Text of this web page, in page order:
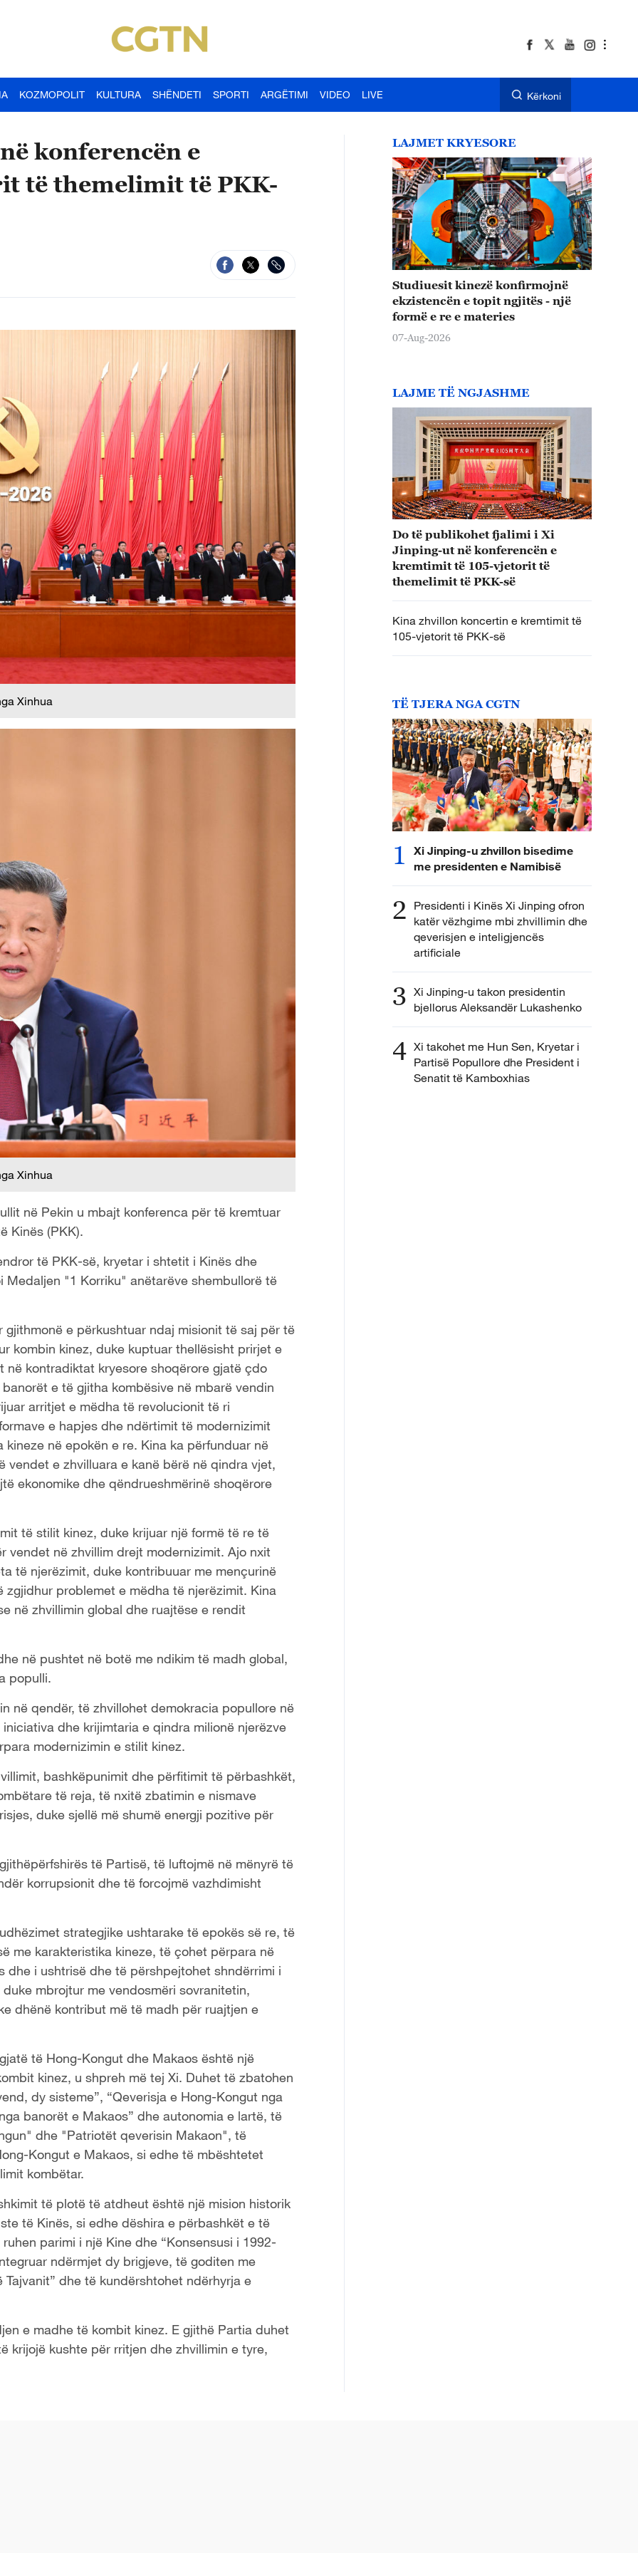
KOZMOPOLIT KULTURA SHËNDETI SPORTI ARGËTIMI VIDEO LIVE Kërkoni
konferencën e
të themelimit të PKK-
Xinhua
Xinhua
në Pekin u mbajt konferenca për të kremtuar
Kinës (PKK).
të PKK-së, kryetar i shtetit i Kinës dhe
"1 Korriku" anëtarëve shembullorë të
e përkushtuar ndaj misionit të saj për të
kombin kinez, duke kuptuar thellësisht prirjet e
kontradiktat kryesore shoqërore gjatë çdo
e të gjitha kombësive në mbarë vendin
arritjet e mëdha të revolucionit të ri
e hapjes dhe ndërtimit të modernizimit
në epokën e re. Kina ka përfunduar në
e zhvilluara e kanë bërë në qindra vjet,
ekonomike dhe qëndrueshmërinë shoqërore
të stilit kinez, duke krijuar një formë të re të
vendet në zhvillim drejt modernizimit. Ajo nxit
të njerëzimit, duke kontribuuar me mençurinë
problemet e mëdha të njerëzimit. Kina
në zhvillimin global dhe ruajtëse e rendit
në pushtet në botë me ndikim të madh global,
populli.
në qendër, të zhvillohet demokracia popullore në
dhe krijimtaria e qindra milionë njerëzve
modernizimin e stilit kinez.
bashkëpunimit dhe përfitimit të përbashkët,
të reja, të nxitë zbatimin e nismave
duke sjellë më shumë energji pozitive për
të Partisë, të luftojmë në mënyrë të
korrupsionit dhe të forcojmë vazhdimisht
strategjike ushtarake të epokës së re, të
me karakteristika kineze, të çohet përpara në
dhe i ushtrisë dhe të përshpejtohet shndërrimi i
mbrojtur me vendosmëri sovranitetin,
dhënë kontribut më të madh për ruajtjen e
të Hong-Kongut dhe Makaos është një
kinez, u shpreh më tej Xi. Duhet të zbatohen
dy sisteme”, “Qeverisja e Hong-Kongut nga
banorët e Makaos” dhe autonomia e lartë, të
dhe "Patriotët qeverisin Makaon", të
Kongut e Makaos, si edhe të mbështetet
kombëtar.
të plotë të atdheut është një mision historik
të Kinës, si edhe dëshira e përbashkët e të
parimi i një Kine dhe “Konsensusi i 1992-
ndërmjet dy brigjeve, të goditen me
dhe të kundërshtohet ndërhyrja e
e madhe të kombit kinez. E gjithë Partia duhet
krijojë kushte për rritjen dhe zhvillimin e tyre,
LAJMET KRYESORE
Studiuesit kinezë konfirmojnë
ekzistencën e topit ngjitës - një
formë e re e materies
07-Aug-2026
LAJME TË NGJASHME
Do të publikohet fjalimi i Xi
Jinping-ut në konferencën e
kremtimit të 105-vjetorit të
themelimit të PKK-së
Kina zhvillon koncertin e kremtimit të
105-vjetorit të PKK-së
TË TJERA NGA CGTN
1
Xi Jinping-u zhvillon bisedime
me presidenten e Namibisë
2 Presidenti i Kinës Xi Jinping ofron
katër vëzhgime mbi zhvillimin dhe
qeverisjen e inteligjencës
artificiale
3 Xi Jinping-u takon presidentin
bjellorus Aleksandër Lukashenko
4 Xi takohet me Hun Sen, Kryetar i
Partisë Popullore dhe President i
Senatit të Kamboxhias